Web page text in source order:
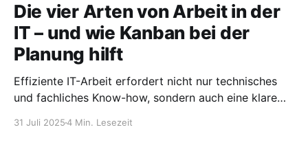
Die vier Arten von Arbeit in der
IT – und wie Kanban bei der
Planung hilft
Effiziente IT-Arbeit erfordert nicht nur technisches
und fachliches Know-how, sondern auch eine klare
31 Juli 20254 Min. Lesezeit